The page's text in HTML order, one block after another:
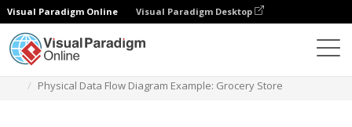
Visual Paradigm Online Visual Paradigm Desktop
Physical Data Flow Diagram Example: Grocery Store